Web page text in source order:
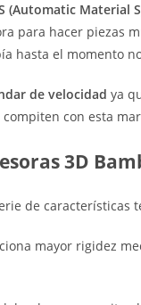
(Automatic Material
para hacer piezas
hasta el momento
de velocidad ya
con esta
3D
de características
mayor rigidez